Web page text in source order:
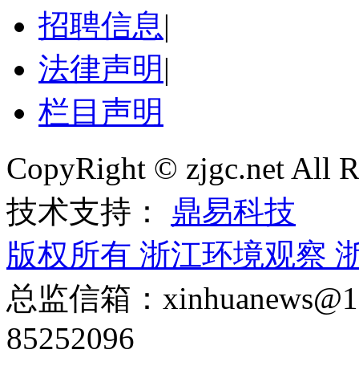
招聘信息|
法律声明 |
栏目声明
CopyRight © zjgc.net All
技术支持： 鼎易科技
版权所有 浙江环境观察
总监信箱：
85252096